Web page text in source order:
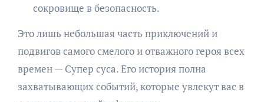
сокровище в безопасность.
Это лишь небольшая часть приключений и
подвигов самого смелого и отважного героя всех
времен — Супер суса. Его история полна
захватывающих событий, которые увлекут вас в